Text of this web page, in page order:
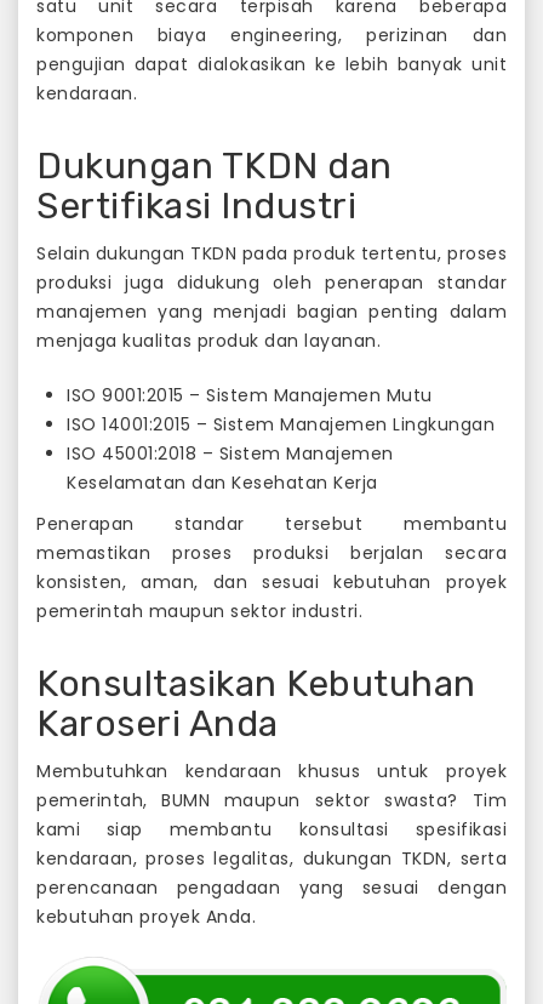
satu unit secara terpisah karena beberapa
komponen biaya engineering, perizinan dan
pengujian dapat dialokasikan ke lebih banyak unit
kendaraan.
Dukungan TKDN dan
Sertifikasi Industri
Selain dukungan TKDN pada produk tertentu, proses
produksi juga didukung oleh penerapan standar
manajemen yang menjadi bagian penting dalam
menjaga kualitas produk dan layanan.
ISO 9001:2015 – Sistem Manajemen Mutu
ISO 14001:2015 – Sistem Manajemen Lingkungan
ISO 45001:2018 – Sistem Manajemen
Keselamatan dan Kesehatan Kerja
Penerapan standar tersebut membantu
memastikan proses produksi berjalan secara
konsisten, aman, dan sesuai kebutuhan proyek
pemerintah maupun sektor industri.
Konsultasikan Kebutuhan
Karoseri Anda
Membutuhkan kendaraan khusus untuk proyek
pemerintah, BUMN maupun sektor swasta? Tim
kami siap membantu konsultasi spesifikasi
kendaraan, proses legalitas, dukungan TKDN, serta
perencanaan pengadaan yang sesuai dengan
kebutuhan proyek Anda.